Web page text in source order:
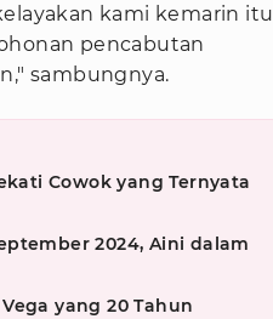
kami kemarin itu
pencabutan
sambungnya.
Cowok yang Ternyata
2024, Aini dalam
yang 20 Tahun